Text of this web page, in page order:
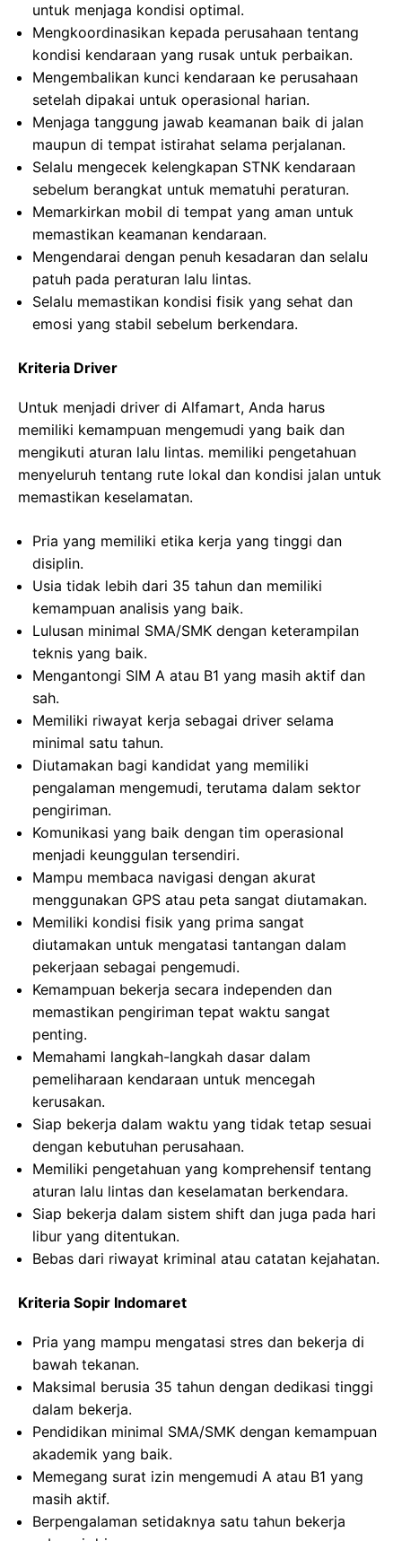
untuk menjaga kondisi optimal.
Mengkoordinasikan kepada perusahaan tentang
kondisi kendaraan yang rusak untuk perbaikan.
Mengembalikan kunci kendaraan ke perusahaan
setelah dipakai untuk operasional harian.
Menjaga tanggung jawab keamanan baik di jalan
maupun di tempat istirahat selama perjalanan.
Selalu mengecek kelengkapan STNK kendaraan
sebelum berangkat untuk mematuhi peraturan.
Memarkirkan mobil di tempat yang aman untuk
memastikan keamanan kendaraan.
Mengendarai dengan penuh kesadaran dan selalu
patuh pada peraturan lalu lintas.
Selalu memastikan kondisi fisik yang sehat dan
emosi yang stabil sebelum berkendara.
Kriteria Driver
Untuk menjadi driver di Alfamart, Anda harus
memiliki kemampuan mengemudi yang baik dan
mengikuti aturan lalu lintas. memiliki pengetahuan
menyeluruh tentang rute lokal dan kondisi jalan untuk
memastikan keselamatan.
Pria yang memiliki etika kerja yang tinggi dan
disiplin.
Usia tidak lebih dari 35 tahun dan memiliki
kemampuan analisis yang baik.
Lulusan minimal SMA/SMK dengan keterampilan
teknis yang baik.
Mengantongi SIM A atau B1 yang masih aktif dan
sah.
Memiliki riwayat kerja sebagai driver selama
minimal satu tahun.
Diutamakan bagi kandidat yang memiliki
pengalaman mengemudi, terutama dalam sektor
pengiriman.
Komunikasi yang baik dengan tim operasional
menjadi keunggulan tersendiri.
Mampu membaca navigasi dengan akurat
menggunakan GPS atau peta sangat diutamakan.
Memiliki kondisi fisik yang prima sangat
diutamakan untuk mengatasi tantangan dalam
pekerjaan sebagai pengemudi.
Kemampuan bekerja secara independen dan
memastikan pengiriman tepat waktu sangat
penting.
Memahami langkah-langkah dasar dalam
pemeliharaan kendaraan untuk mencegah
kerusakan.
Siap bekerja dalam waktu yang tidak tetap sesuai
dengan kebutuhan perusahaan.
Memiliki pengetahuan yang komprehensif tentang
aturan lalu lintas dan keselamatan berkendara.
Siap bekerja dalam sistem shift dan juga pada hari
libur yang ditentukan.
Bebas dari riwayat kriminal atau catatan kejahatan.
Kriteria Sopir Indomaret
Pria yang mampu mengatasi stres dan bekerja di
bawah tekanan.
Maksimal berusia 35 tahun dengan dedikasi tinggi
dalam bekerja.
Pendidikan minimal SMA/SMK dengan kemampuan
akademik yang baik.
Memegang surat izin mengemudi A atau B1 yang
masih aktif.
Berpengalaman setidaknya satu tahun bekerja